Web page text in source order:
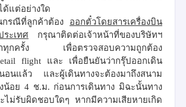
ด้แต่อย่างใด
กรณีที่ลูกค้าต้อง
ออกตั๋วโดยสารเครื่องบิน
ระเทศ
กรุณาติดต่อเจ้าหน้าที่ของบริษัทฯ
าทุกครั้ง เพื่อตรวจสอบความถูกต้อง
flight และ เพื่อยืนยันว่ากรุ๊ปออกเดิน
นอนแล้ว และผู้เดินทางจะต้องมาถึงสนาม
น้อย 4 ช.ม. ก่อนการเดินทาง มิฉะนั้นทาง
ไม่รับผิดชอบใดๆ หากมีความเสียหายเกิด